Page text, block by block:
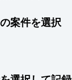
案件を選択